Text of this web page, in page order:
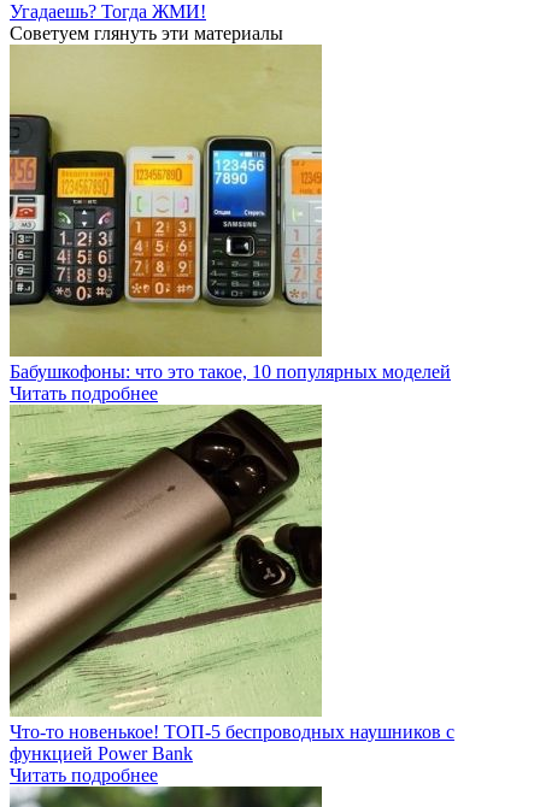
Угадаешь? Тогда ЖМИ!
Советуем глянуть эти материалы
Бабушкофоны: что это такое, 10 популярных моделей
Читать подробнее
Что-то новенькое! ТОП-5 беспроводных наушников с
функцией Power Bank
Читать подробнее